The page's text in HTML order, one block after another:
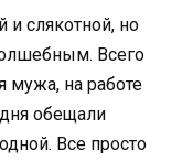
слякотной, но
Всего
мужа, на работе
обещали
Все просто